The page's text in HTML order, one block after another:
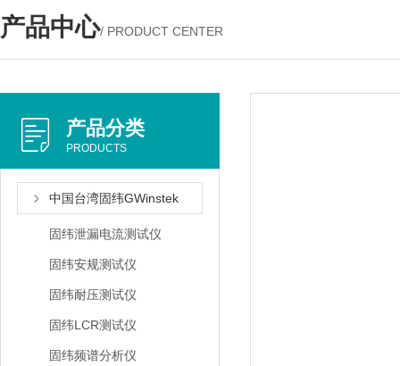
产品中心/ PRODUCT CENTER
产品分类
PRODUCTS
中国台湾固纬GWinstek
固纬泄漏电流测试仪
固纬安规测试仪
固纬耐压测试仪
固纬LCR测试仪
固纬频谱分析仪